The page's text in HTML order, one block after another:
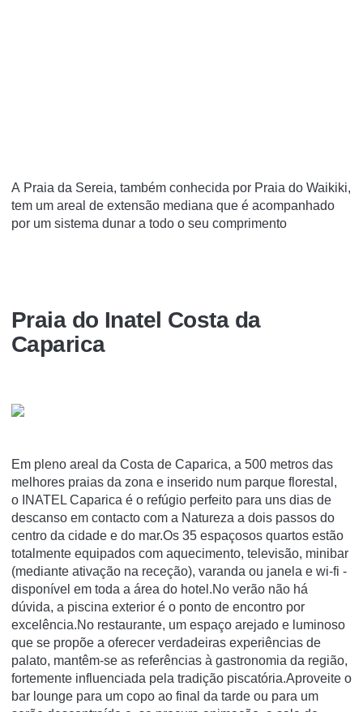
A Praia da Sereia, também conhecida por Praia do Waikiki,
tem um areal de extensão mediana que é acompanhado
por um sistema dunar a todo o seu comprimento
Praia do Inatel Costa da
Caparica
Em pleno areal da Costa de Caparica, a 500 metros das
melhores praias da zona e inserido num parque florestal,
o INATEL Caparica é o refúgio perfeito para uns dias de
descanso em contacto com a Natureza a dois passos do
centro da cidade e do mar.Os 35 espaçosos quartos estão
totalmente equipados com aquecimento, televisão, minibar
(mediante ativação na receção), varanda ou janela e wi-fi -
disponível em toda a área do hotel.No verão não há
dúvida, a piscina exterior é o ponto de encontro por
excelência.No restaurante, um espaço arejado e luminoso
que se propõe a oferecer verdadeiras experiências de
palato, mantêm-se as referências à gastronomia da região,
fortemente influenciada pela tradição piscatória.Aproveite o
bar lounge para um copo ao final da tarde ou para um